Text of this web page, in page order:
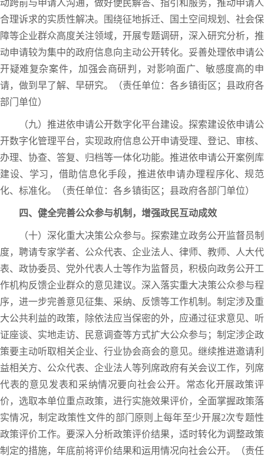
动跨前与申请人沟通，做好便民解答、指引和服务，推动申请人
合理诉求的实质性解决。围绕征地拆迁、国土空间规划、社会保
障等企业群众高度关注领域，开展专题调研，深入研究分析，推
动申请较为集中的政府信息向主动公开转化。妥善处理依申请公
开疑难复杂案件，加强会商研判，对影响面广、敏感度高的申
请，做到早了解、早研究。（责任单位：各乡镇街区；县政府各
部门单位）
（九）推进依申请公开数字化平台建设。探索建设依申请公
开数字化管理平台，实现政府信息公开申请受理、登记、审核、
办理、协查、答复、归档等一体化功能。推进依申请公开案例库
建设、学习，借助信息化手段，推进依申请办理程序化、规范
化、标准化。（责任单位：各乡镇街区；县政府各部门单位）
四、健全完善公众参与机制，增强政民互动成效
（十）深化重大决策公众参与。探索建立政务公开监督员制
度，聘请专家学者、公众代表、企业法人、律师、教师、人大代
表、政协委员、党外代表人士等作为监督员，积极向政务公开工
作机构反馈企业群众的意见建议。深入落实重大决策公众参与程
序，进一步完善意见征集、采纳、反馈等工作机制。制定涉及重
大公共利益的政策，除依法应当保密的外，应通过征求意见、听
证座谈、实地走访、民意调查等方式扩大公众参与；制定涉企政
策要主动听取相关企业、行业协会商会的意见。继续推进邀请利
益相关方、公众代表、企业法人等列席政府有关会议工作，列席
代表的意见发表和采纳情况要向社会公开。常态化开展政策评
价，选取本单位重点政策，进行实施效果评价，全面掌握政策落
实情况，制定政策性文件的部门原则上每年至少开展2次专题性
政策评价工作。要深入分析政策评价结果，适时转化为调整政策
制定的措施，年底前将评价结果和运用情况向社会公开。（责任